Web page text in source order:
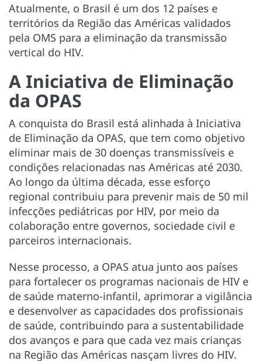
Atualmente, o Brasil é um dos 12 países e
territórios da Região das Américas validados
pela OMS para a eliminação da transmissão
vertical do HIV.
A Iniciativa de Eliminação
da OPAS
A conquista do Brasil está alinhada à Iniciativa
de Eliminação da OPAS, que tem como objetivo
eliminar mais de 30 doenças transmissíveis e
condições relacionadas nas Américas até 2030.
Ao longo da última década, esse esforço
regional contribuiu para prevenir mais de 50 mil
infecções pediátricas por HIV, por meio da
colaboração entre governos, sociedade civil e
parceiros internacionais.
Nesse processo, a OPAS atua junto aos países
para fortalecer os programas nacionais de HIV e
de saúde materno-infantil, aprimorar a vigilância
e desenvolver as capacidades dos profissionais
de saúde, contribuindo para a sustentabilidade
dos avanços e para que cada vez mais crianças
na Região das Américas nasçam livres do HIV.